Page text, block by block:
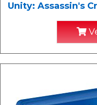
Unity: Assassin's